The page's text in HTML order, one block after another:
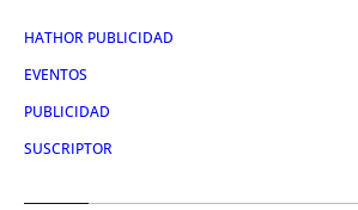
HATHOR PUBLICIDAD
EVENTOS
PUBLICIDAD
SUSCRIPTOR